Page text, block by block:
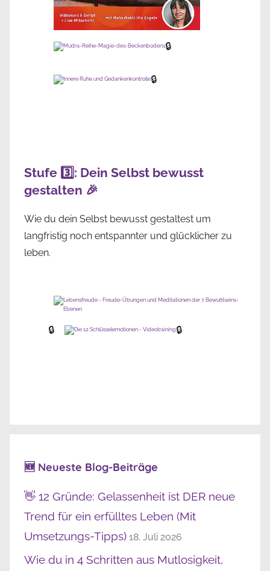
🔒
🔒
Stufe 3️⃣: Dein Selbst bewusst
gestalten 🎉
Wie du dein Selbst bewusst gestaltest um
langfristig noch entspannter und glücklicher zu
leben.
🔒 🔒
🆕 Neueste Blog-Beiträge
👋 12 Gründe: Gelassenheit ist DER neue
Trend für ein erfülltes Leben (Mit
Umsetzungs-Tipps) 18. Juli 2026
Wie du in 4 Schritten aus Mutlosigkeit,